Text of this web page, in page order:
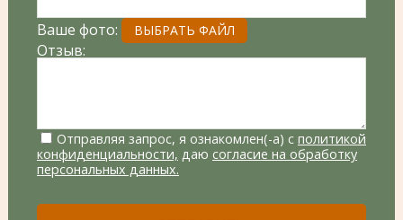
При группе от 10 человек:
1200 рублей – школьный
Ваше фото: ВЫБРАТЬ ФАЙЛ
Отзыв:
Отправляя запрос, я ознакомлен(-а) с политикой
конфиденциальности, даю согласие на обработку
персональных данных.